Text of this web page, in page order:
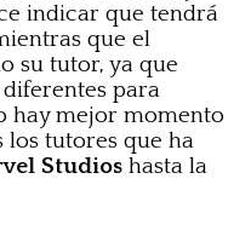
indicar que tendrá
que el
su tutor, ya que
para
hay mejor momento
los tutores que ha
Studios hasta la